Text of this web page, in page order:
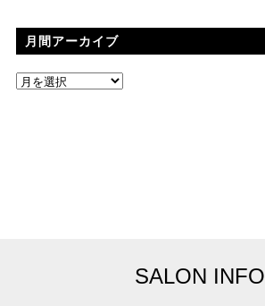
月間アーカイブ
SALON INFO